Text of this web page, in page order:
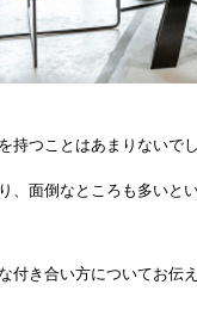
持つことはあまりないで
面倒なところも多いと
付き合い方についてお伝